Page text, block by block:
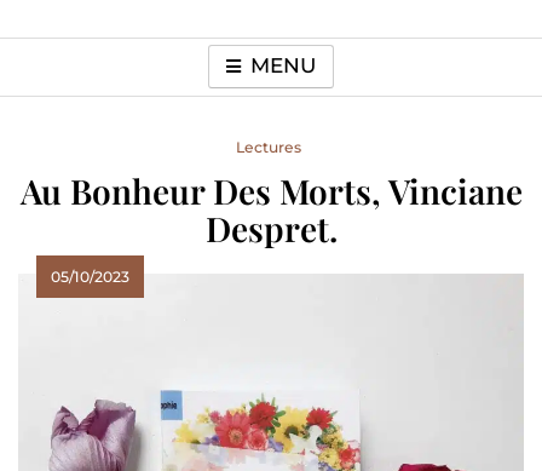
MENU
Lectures
Au Bonheur Des Morts, Vinciane
Despret.
05/10/2023